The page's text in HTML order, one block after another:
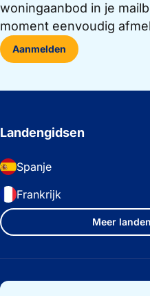
woningaanbod in je
moment eenvoudig
Aanmelden
Landengidsen
Spanje
Frankrijk
Meer
Belangrijke links